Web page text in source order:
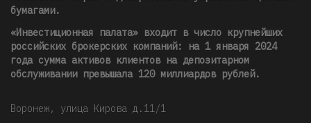
бумагами.
«Инвестиционная палата» входит в число крупнейших
российских брокерских компаний: на 1 января 2024
года сумма активов клиентов на депозитарном
обслуживании превышала 120 миллиардов рублей.
Воронеж, улица Кирова д.11/1